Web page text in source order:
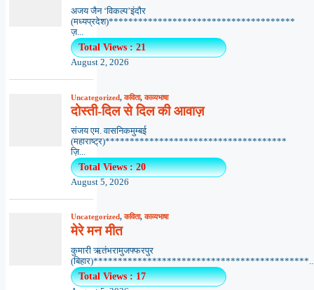
अजय जैन ‘विकल्प’इंदौर
(मध्यप्रदेश)**************************************
ज़...
Total Views : 21
August 2, 2026
Uncategorized,कविता,काव्यभाषा
दोस्ती-दिल से दिल की आवाज़
संजय एम. वासनिकमुम्बई
(महाराष्ट्र)*************************************
ज़ि...
Total Views : 20
August 5, 2026
Uncategorized,कविता,काव्यभाषा
मेरे मन मीत
कुमारी ऋतंभरामुजफ्फरपुर
Total Views : 17